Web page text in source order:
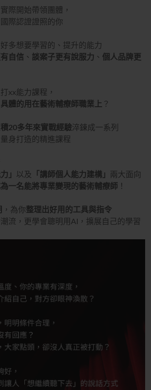
際開始帶領團體，
際認證證照的你
多想要學習的、提升的能力
自信 、 談案子更有說服力 、 個人品牌更
xx能力課程，
具體的用在藝術輔療師職業上 ？
積20多年來實戰經驗淬鍊成一系列
身打造的精進課程
」 以及 「講師個人能力建構」
兩大面向
為一名能將專業變現的藝術輔療師 ！
，為你整理出好用的工具與指令
流，更學會聰明用AI，擴展自己的學習